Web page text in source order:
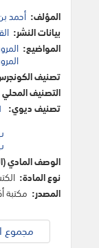
المؤلف: أحمد
بيانات النشر:
المواضيع:
تصنيف
التصنيف
تصنيف ديوي:
الوصف المادي
نوع المادة:
المصدر: مكتبة
مجموع